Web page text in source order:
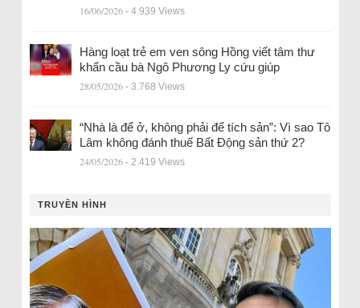
16/06/2026 - 4.939 Views
Hàng loạt trẻ em ven sông Hồng viết tâm thư
khẩn cầu bà Ngô Phương Ly cứu giúp
28/05/2026 - 3.768 Views
“Nhà là để ở, không phải để tích sản”: Vì sao Tô
Lâm không đánh thuế Bất Động sản thứ 2?
24/05/2026 - 2.419 Views
TRUYỀN HÌNH